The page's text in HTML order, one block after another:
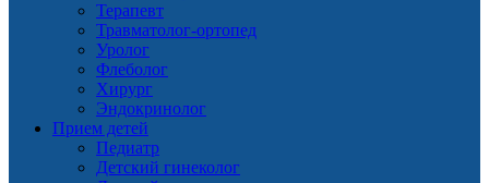
Терапевт
Травматолог-ортопед
Уролог
Флеболог
Хирург
Эндокринолог
Прием детей
Педиатр
Детский гинеколог